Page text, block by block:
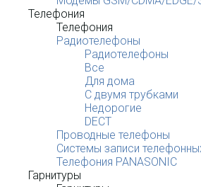
Телефония
Телефония
Радиотелефоны
Радиотелефоны
Все
Для дома
С двумя трубками
Недорогие
DECT
Проводные телефоны
Системы записи
Телефония PANASONIC
Гарнитуры